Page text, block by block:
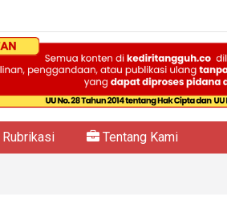
Rubrikasi Tentang Kami